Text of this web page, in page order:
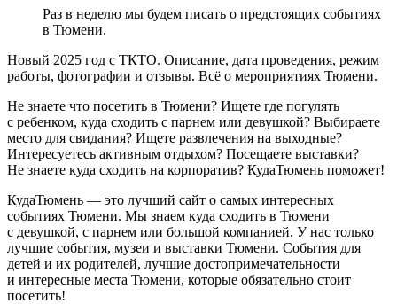
Раз в неделю мы будем писать о предстоящих событиях
в Тюмени.
Новый 2025 год с ТКТО. Описание, дата проведения, режим
работы, фотографии и отзывы. Всё о мероприятиях Тюмени.
Не знаете что посетить в Тюмени? Ищете где погулять
с ребенком, куда сходить с парнем или девушкой? Выбираете
место для свидания? Ищете развлечения на выходные?
Интересуетесь активным отдыхом? Посещаете выставки?
Не знаете куда сходить на корпоратив? КудаТюмень поможет!
КудаТюмень — это лучший сайт о самых интересных
событиях Тюмени. Мы знаем куда сходить в Тюмени
с девушкой, с парнем или большой компанией. У нас только
лучшие события, музеи и выставки Тюмени. События для
детей и их родителей, лучшие достопримечательности
и интересные места Тюмени, которые обязательно стоит
посетить!